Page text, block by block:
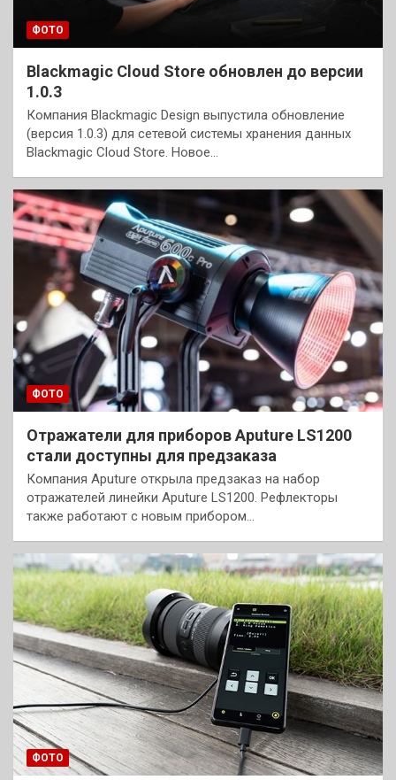
ФОТО
Blackmagic Cloud Store обновлен до версии
1.0.3
Компания Blackmagic Design выпустила обновление
(версия 1.0.3) для сетевой системы хранения данных
Blackmagic Cloud Store. Новое…
ФОТО
Отражатели для приборов Aputure LS1200
стали доступны для предзаказа
Компания Aputure открыла предзаказ на набор
отражателей линейки Aputure LS1200. Рефлекторы
также работают с новым прибором…
ФОТО